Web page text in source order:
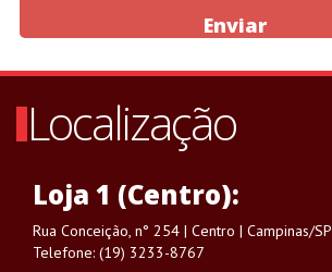
Enviar
Localização
Loja 1 (Centro):
Rua Conceição, n° 254 | Centro | Campinas/SP
Telefone: (19) 3233-8767